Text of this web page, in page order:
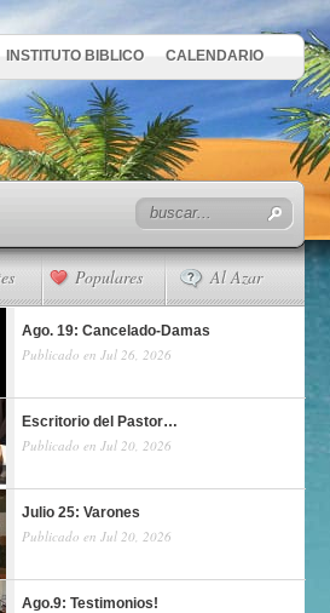
INSTITUTO BIBLICO CALENDARIO
Populares Al Azar
Ago. 19: Cancelado-Damas
Publicado en Jul 26, 2026
Escritorio del Pastor…
Publicado en Jul 20, 2026
Julio 25: Varones
Publicado en Jul 20, 2026
Ago.9: Testimonios!